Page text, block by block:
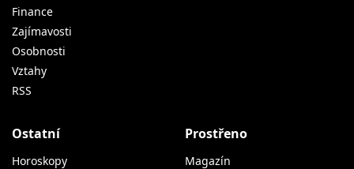
Finance
Zajímavosti
Osobnosti
Vztahy
RSS
Ostatní
Horoskopy
Prostřeno
Magazín